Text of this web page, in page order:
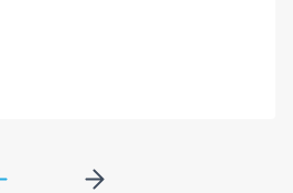
GoToPreviousPage
Go to next page